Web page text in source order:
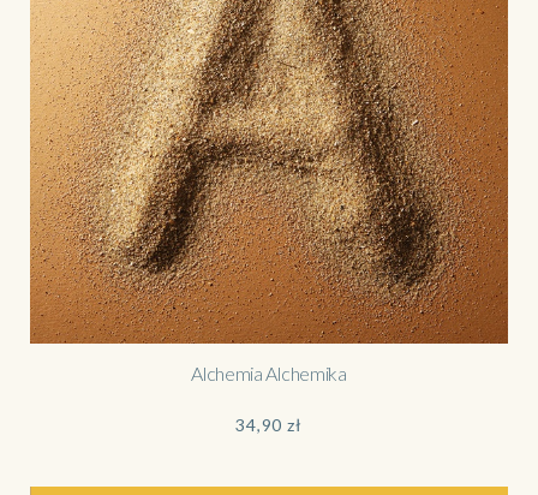
Alchemia Alchemika
34,90zł